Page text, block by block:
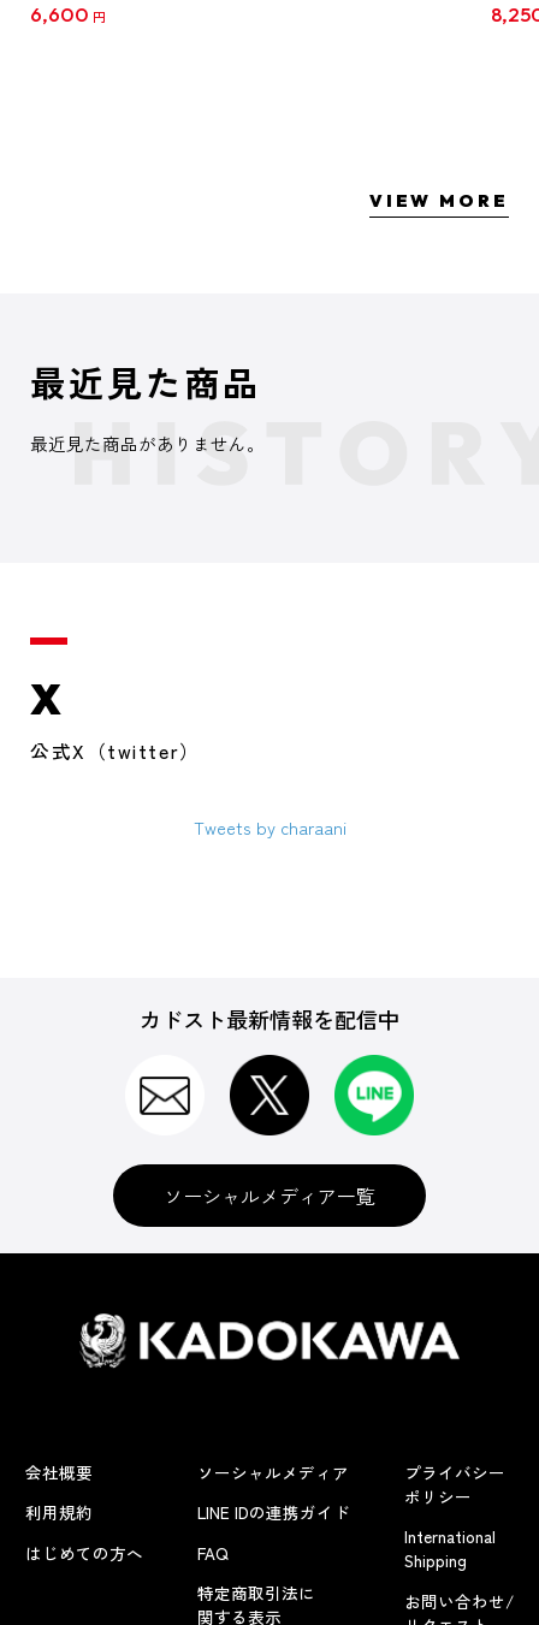
6,600 円
クリ
VIEW MORE
最近見た商品
最近見た商品がありません。
X
公式X（twitter）
Tweets by charaani
カドスト最新情報を配信中
ソーシャルメディア一覧
会社概要
利用規約
はじめての方へ
ソーシャルメディア
LINE IDの連携ガイド
FAQ
特定商取引法に
関する表示
プライバシー
ポリシー
International
Shipping
お問い合わせ/